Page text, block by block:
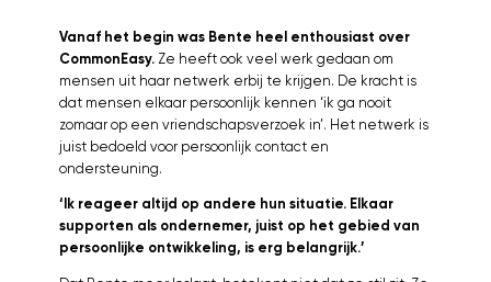
Vanaf het begin was Bente heel enthousiast over
CommonEasy. Ze heeft ook veel werk gedaan om
mensen uit haar netwerk erbij te krijgen. De kracht is
dat mensen elkaar persoonlijk kennen ‘ik ga nooit
zomaar op een vriendschapsverzoek in’. Het netwerk is
juist bedoeld voor persoonlijk contact en
ondersteuning.
‘Ik reageer altijd op andere hun situatie. Elkaar
supporten als ondernemer, juist op het gebied van
persoonlijke ontwikkeling, is erg belangrijk.’